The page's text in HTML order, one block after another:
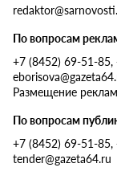
По вопросам
+7 (8452) 69-51-
Размещение
По вопросам
+7 (8452) 69-51-
tender@gazeta64.ru